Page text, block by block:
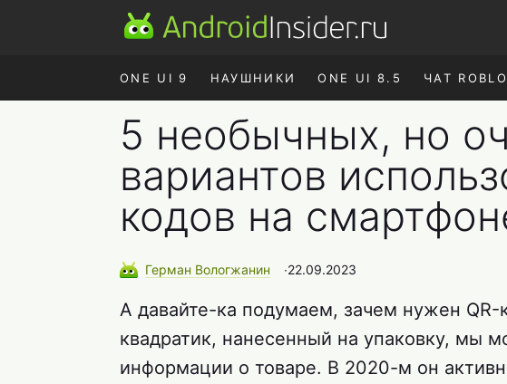
ONE UI 9 НАУШНИКИ ONE UI 8.5 ЧАТ
5 необычных, но
вариантов
кодов на
Герман Вологжанин ∙22.09.2023
А давайте-ка подумаем, зачем нужен QR-
квадратик, нанесенный на упаковку, мы
информации о товаре. В 2020-м он